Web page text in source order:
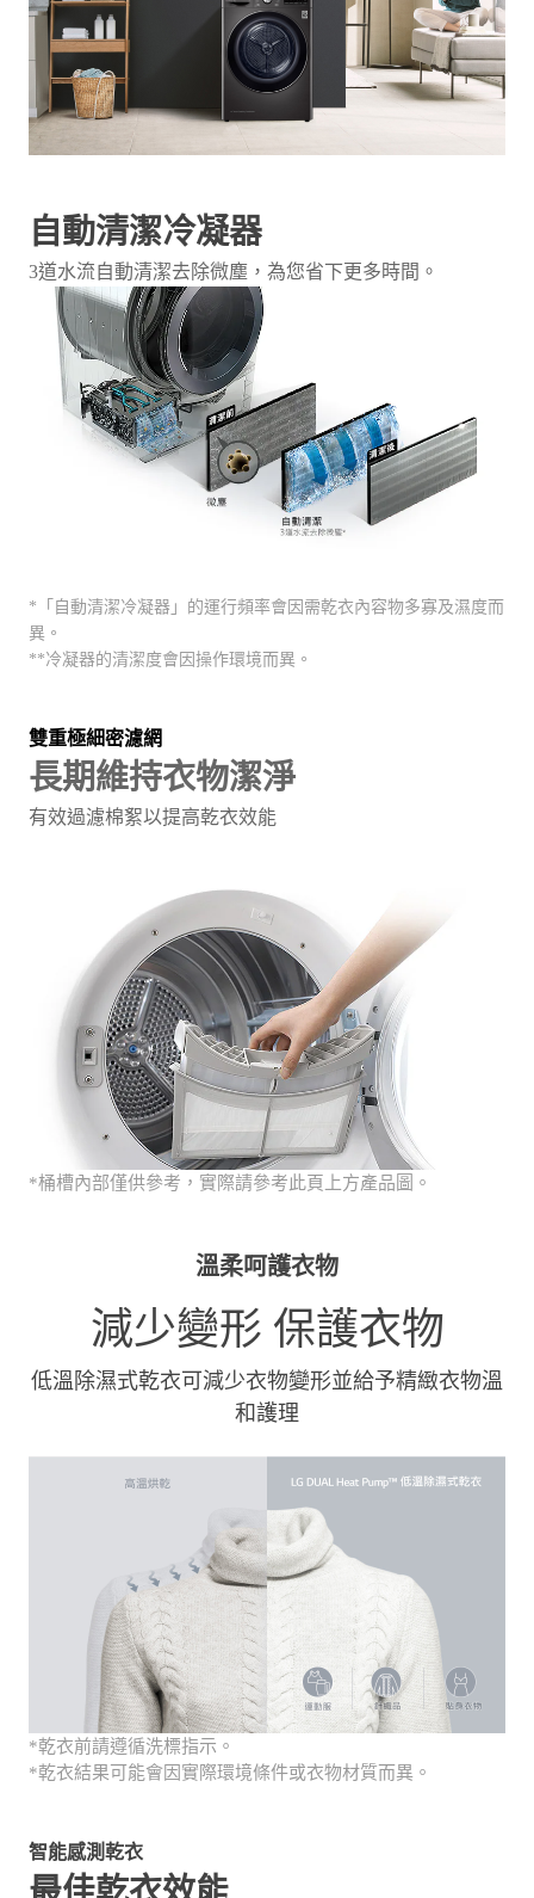
自動清潔冷凝器
3道水流自動清潔去除微塵，為您省下更多時間。
異。
**冷凝器的清潔度會因操作環境而異。
長期維持衣物潔淨
有效過濾棉絮以提高乾衣效能
*桶槽內部僅供參考，實際請參考此頁上方產品圖。
減少變形 保護衣物
和護理
*乾衣前請遵循洗標指示。
*乾衣結果可能會因實際環境條件或衣物材質而異。
最佳乾衣效能